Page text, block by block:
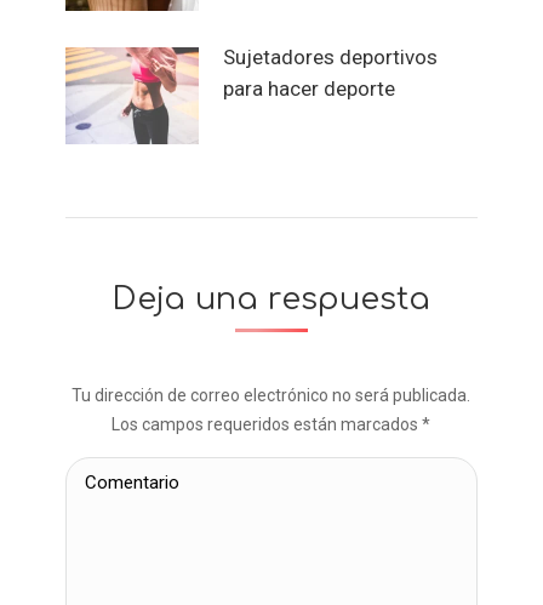
Sujetadores deportivos
para hacer deporte
Deja una respuesta
Tu dirección de correo electrónico no será publicada.
Los campos requeridos están marcados*
Comentario